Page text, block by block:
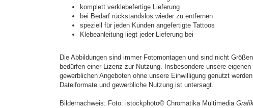
komplett verklebefertige Lieferung
bei Bedarf rückstandslos wieder zu entfernen
speziell für jeden Kunden angefertigte Tattoos
Klebeanleitung liegt jeder Lieferung bei
Die Abbildungen sind immer Fotomontagen und sind nicht
bedürfen einer Lizenz zur Nutzung. Insbesondere unsere
gewerblichen Angeboten ohne unsere Einwilligung genutzt
Dateiformate und gewerbliche Nutzung ist untersagt.
Bildernachweis: Foto: istockphoto© Chromatika Multimedia